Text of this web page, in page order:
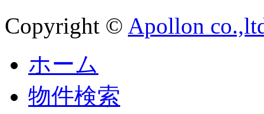
Copyright © Apollon
ホーム
物件検索